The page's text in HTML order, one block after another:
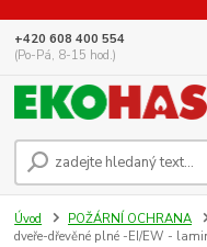
+420 608 400 554
(Po-Pá, 8-15 hod.)
Úvod POŽÁRNÍ OCHRANA
dveře-dřevěné plné -EI/EW -